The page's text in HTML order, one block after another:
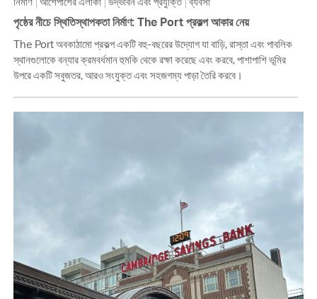
পৃষ্ঠের নীচে স্থিতিস্থাপকতা নির্মাণ: The Port প্রকল্প আকার নেয়
The Port অবকাঠামো প্রকল্প একটি বহু-বছরের উদ্যোগ যা বাড়ি, রাস্তা এবং পাবলিক
স্থানগুলোকে বন্যার ক্রমবর্ধমান হুমকি থেকে রক্ষা করেছে এবং করবে, পাশাপাশি ভূমির
উপরে একটি সবুজতর, আরও সংযুক্ত এবং সহজগম্য পাড়া তৈরি করবে।